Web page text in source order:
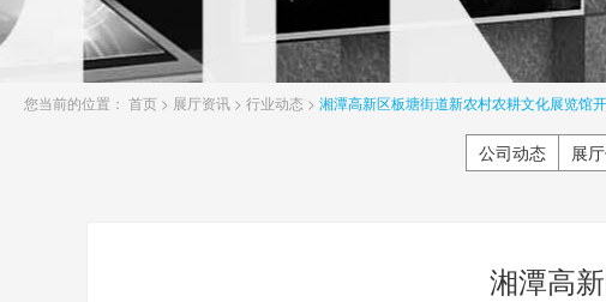
您当前的位置： 首页 > 展厅资讯 > 行业动态 > 湘潭高新区板塘街道新农村农耕文化展览馆开
公司动态 展
湘潭高